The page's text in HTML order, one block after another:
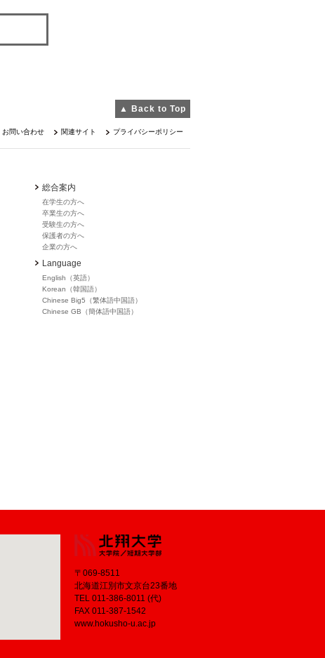
▲ Back to Top
お問い合わせ 関連サイト プライバシーポリシー
総合案内
在学生の方へ
卒業生の方へ
受験生の方へ
保護者の方へ
企業の方へ
Language
English（英語）
Korean（韓国語）
Chinese Big5（繁体語中国語）
Chinese GB（簡体語中国語）
〒069-8511
北海道江別市文京台23番地
TEL 011-386-8011 (代)
FAX 011-387-1542
www.hokusho-u.ac.jp